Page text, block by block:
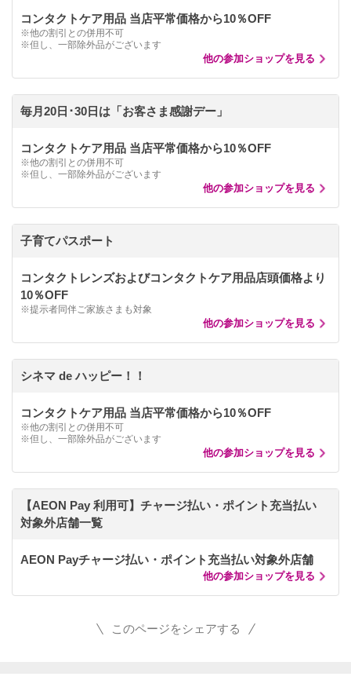
コンタクトケア用品 当店平常価格から10％OFF
※他の割引との併用不可
※但し、一部除外品がございます
他の参加ショップを見る
毎月20日･30日は「お客さま感謝デー」
コンタクトケア用品 当店平常価格から10％OFF
※他の割引との併用不可
※但し、一部除外品がございます
他の参加ショップを見る
子育てパスポート
コンタクトレンズおよびコンタクトケア用品店頭価格より
10％OFF
※提示者同伴ご家族さまも対象
他の参加ショップを見る
シネマ de ハッピー！！
コンタクトケア用品 当店平常価格から10％OFF
※他の割引との併用不可
※但し、一部除外品がございます
他の参加ショップを見る
【AEON Pay 利用可】チャージ払い・ポイント充当払い
対象外店舗一覧
AEON Payチャージ払い・ポイント充当払い対象外店舗
他の参加ショップを見る
このページをシェアする